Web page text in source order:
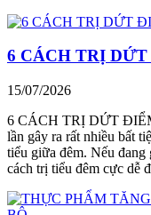
6 CÁCH TRỊ
15/07/2026
6 CÁCH TRỊ DỨT
lần gây ra rất nhiều bất
tiểu giữa đêm. Nếu đang
cách trị tiểu đêm cực dễ